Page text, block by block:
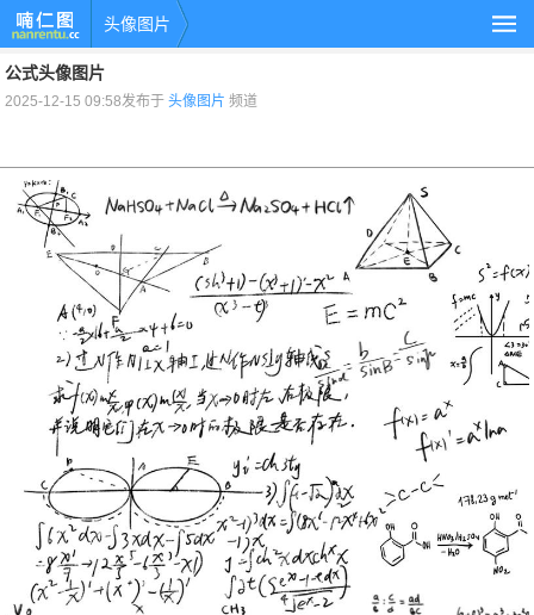
头像图片
公式头像图片
2025-12-15 09:58发布于头像图片 频道